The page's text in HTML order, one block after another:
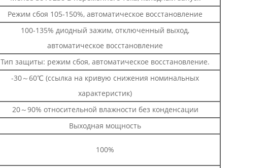
Режим сбоя 105-150%, автоматическое восстановление
100-135% диодный зажим, отключенный выход,
автоматическое восстановление
Тип защиты: режим сбоя, автоматическое восстановление.
-30～60℃ (ссылка на кривую снижения номинальных
характеристик)
20～90% относительной влажности без конденсации
Выходная мощность
100%